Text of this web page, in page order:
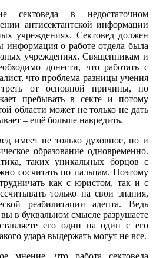
сектоведа в недостаточном
антисектантской информации
учреждениях. Сектовед должен
информация о работе отдела была
учреждениях. Священникам и
донести, что работать с
что проблема разницы учения
треть от основной причины, по
пребывать в секте и потому
области может не только не дать
– ещё больше навредить.
имеет не только духовное, но и
образование одновременно.
таких уникальных борцов с
сосчитать по пальцам. Поэтому
как с юристом, так и с
только на свои знания,
реабилитации адепта. Ведь
в буквальном смысле разрушаете
его один на один с его
удара выдержать могут не все.